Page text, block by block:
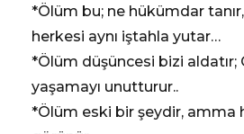
*Ölüm bu; ne hükümdar
herkesi aynı iştahla yutar…
*Ölüm düşüncesi bizi aldatır;
yaşamayı unutturur..
*Ölüm eski bir şeydir, amma